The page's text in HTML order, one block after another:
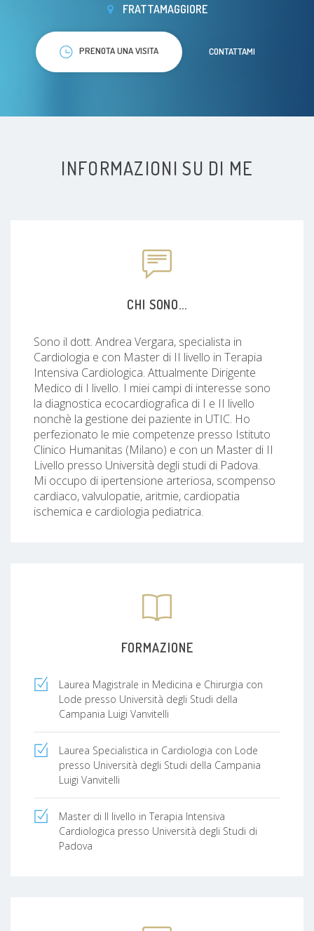
FRATTAMAGGIORE
PRENOTA UNA VISITA CONTATTAMI
INFORMAZIONI SU DI ME
CHI SONO...
Sono il dott. Andrea Vergara, specialista in
Cardiologia e con Master di II livello in Terapia
Intensiva Cardiologica. Attualmente Dirigente
Medico di I livello. I miei campi di interesse sono
la diagnostica ecocardiografica di I e II livello
nonchè la gestione dei paziente in UTIC. Ho
perfezionato le mie competenze presso Istituto
Clinico Humanitas (Milano) e con un Master di II
Livello presso Università degli studi di Padova.
Mi occupo di ipertensione arteriosa, scompenso
cardiaco, valvulopatie, aritmie, cardiopatia
ischemica e cardiologia pediatrica.
FORMAZIONE
Laurea Magistrale in Medicina e Chirurgia con
Lode presso Università degli Studi della
Campania Luigi Vanvitelli
Laurea Specialistica in Cardiologia con Lode
presso Università degli Studi della Campania
Luigi Vanvitelli
Master di II livello in Terapia Intensiva
Cardiologica presso Università degli Studi di
Padova